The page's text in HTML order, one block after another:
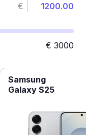
€
€ 3000
Samsung
Galaxy S25